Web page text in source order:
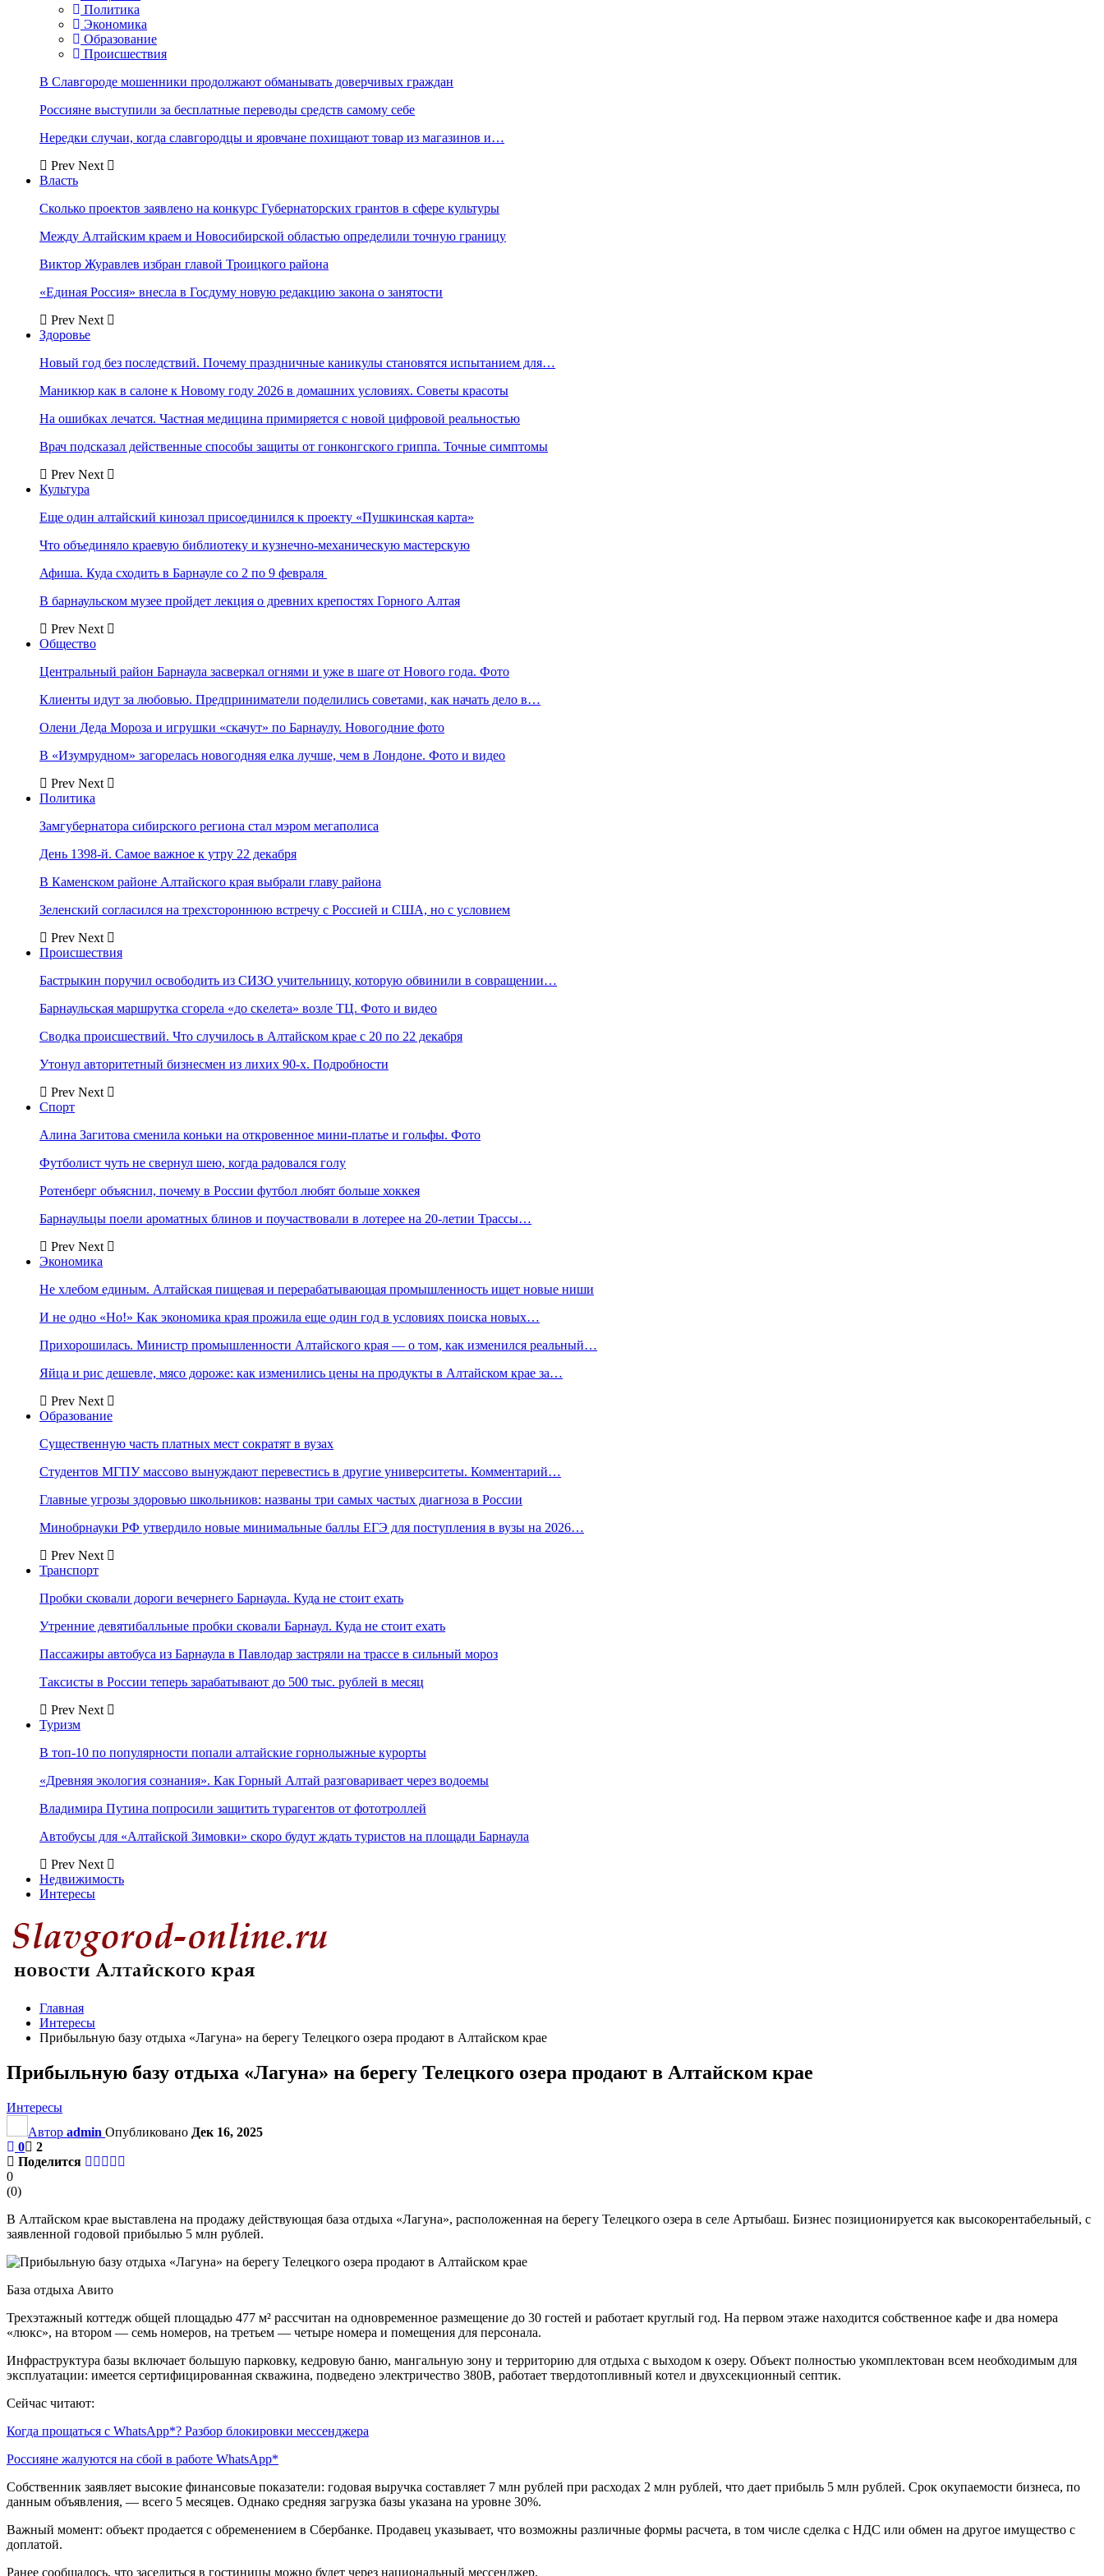
Политика
Экономика
Образование
Происшествия
В Славгороде мошенники продолжают обманывать доверчивых граждан
Россияне выступили за бесплатные переводы средств самому себе
Нередки случаи, когда славгородцы и яровчане похищают товар из магазинов и…
Prev Next
Власть
Сколько проектов заявлено на конкурс Губернаторских грантов в сфере культуры
Между Алтайским краем и Новосибирской областью определили точную границу
Виктор Журавлев избран главой Троицкого района
«Единая Россия» внесла в Госдуму новую редакцию закона о занятости
Prev Next
Здоровье
Новый год без последствий. Почему праздничные каникулы становятся испытанием для…
Маникюр как в салоне к Новому году 2026 в домашних условиях. Советы красоты
На ошибках лечатся. Частная медицина примиряется с новой цифровой реальностью
Врач подсказал действенные способы защиты от гонконгского гриппа. Точные симптомы
Prev Next
Культура
Еще один алтайский кинозал присоединился к проекту «Пушкинская карта»
Что объединяло краевую библиотеку и кузнечно-механическую мастерскую
Афиша. Куда сходить в Барнауле со 2 по 9 февраля
В барнаульском музее пройдет лекция о древних крепостях Горного Алтая
Prev Next
Общество
Центральный район Барнаула засверкал огнями и уже в шаге от Нового года. Фото
Клиенты идут за любовью. Предприниматели поделились советами, как начать дело в…
Олени Деда Мороза и игрушки «скачут» по Барнаулу. Новогодние фото
В «Изумрудном» загорелась новогодняя елка лучше, чем в Лондоне. Фото и видео
Prev Next
Политика
Замгубернатора сибирского региона стал мэром мегаполиса
День 1398-й. Самое важное к утру 22 декабря
В Каменском районе Алтайского края выбрали главу района
Зеленский согласился на трехстороннюю встречу с Россией и США, но с условием
Prev Next
Происшествия
Бастрыкин поручил освободить из СИЗО учительницу, которую обвинили в совращении…
Барнаульская маршрутка сгорела «до скелета» возле ТЦ. Фото и видео
Сводка происшествий. Что случилось в Алтайском крае с 20 по 22 декабря
Утонул авторитетный бизнесмен из лихих 90-х. Подробности
Prev Next
Спорт
Алина Загитова сменила коньки на откровенное мини-платье и гольфы. Фото
Футболист чуть не свернул шею, когда радовался голу
Ротенберг объяснил, почему в России футбол любят больше хоккея
Барнаульцы поели ароматных блинов и поучаствовали в лотерее на 20-летии Трассы…
Prev Next
Экономика
Не хлебом единым. Алтайская пищевая и перерабатывающая промышленность ищет новые ниши
И не одно «Но!» Как экономика края прожила еще один год в условиях поиска новых…
Прихорошилась. Министр промышленности Алтайского края — о том, как изменился реальный…
Яйца и рис дешевле, мясо дороже: как изменились цены на продукты в Алтайском крае за…
Prev Next
Образование
Существенную часть платных мест сократят в вузах
Студентов МГПУ массово вынуждают перевестись в другие университеты. Комментарий…
Главные угрозы здоровью школьников: названы три самых частых диагноза в России
Минобрнауки РФ утвердило новые минимальные баллы ЕГЭ для поступления в вузы на 2026…
Prev Next
Транспорт
Пробки сковали дороги вечернего Барнаула. Куда не стоит ехать
Утренние девятибалльные пробки сковали Барнаул. Куда не стоит ехать
Пассажиры автобуса из Барнаула в Павлодар застряли на трассе в сильный мороз
Таксисты в России теперь зарабатывают до 500 тыс. рублей в месяц
Prev Next
Туризм
В топ-10 по популярности попали алтайские горнолыжные курорты
«Древняя экология сознания». Как Горный Алтай разговаривает через водоемы
Владимира Путина попросили защитить турагентов от фототроллей
Автобусы для «Алтайской Зимовки» скоро будут ждать туристов на площади Барнаула
Prev Next
Недвижимость
Интересы
Главная
Интересы
Прибыльную базу отдыха «Лагуна» на берегу Телецкого озера продают в Алтайском крае
Прибыльную базу отдыха «Лагуна» на берегу Телецкого озера продают в Алтайском крае
Интересы
Автор admin Опубликовано Дек 16, 2025
0
2
Поделится
0
(0)
В Алтайском крае выставлена на продажу действующая база отдыха «Лагуна», расположенная на берегу Телецкого озера в селе Артыбаш. Бизнес позиционируется как высокорентабельный, с
заявленной годовой прибылью 5 млн рублей.
База отдыха Авито
Трехэтажный коттедж общей площадью 477 м² рассчитан на одновременное размещение до 30 гостей и работает круглый год. На первом этаже находится собственное кафе и два номера
«люкс», на втором — семь номеров, на третьем — четыре номера и помещения для персонала.
Инфраструктура базы включает большую парковку, кедровую баню, мангальную зону и территорию для отдыха с выходом к озеру. Объект полностью укомплектован всем необходимым для
эксплуатации: имеется сертифицированная скважина, подведено электричество 380В, работает твердотопливный котел и двухсекционный септик.
Сейчас читают:
Когда прощаться с WhatsApp*? Разбор блокировки мессенджера
Россияне жалуются на сбой в работе WhatsApp*
Собственник заявляет высокие финансовые показатели: годовая выручка составляет 7 млн рублей при расходах 2 млн рублей, что дает прибыль 5 млн рублей. Срок окупаемости бизнеса, по
данным объявления, — всего 5 месяцев. Однако средняя загрузка базы указана на уровне 30%.
Важный момент: объект продается с обременением в Сбербанке. Продавец указывает, что возможны различные формы расчета, в том числе сделка с НДС или обмен на другое имущество с
доплатой.
Ранее сообщалось, что заселиться в гостиницы можно будет через национальный мессенджер.